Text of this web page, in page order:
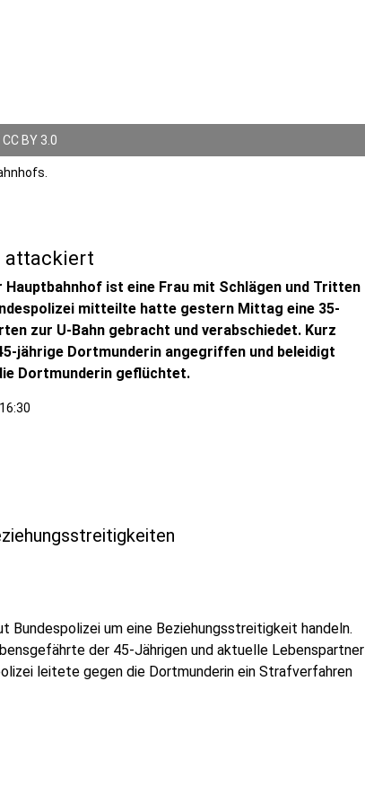
BY 3.0
attackiert
ist eine Frau mit Schlägen und Tritten
mitteilte hatte gestern Mittag eine 35-
zur U-Bahn gebracht und verabschiedet. Kurz
jährige Dortmunderin angegriffen und beleidigt
Dortmunderin geflüchtet.
Bundespolizei um eine Beziehungsstreitigkeit handeln.
der 45-Jährigen und aktuelle Lebenspartner
leitete gegen die Dortmunderin ein Strafverfahren